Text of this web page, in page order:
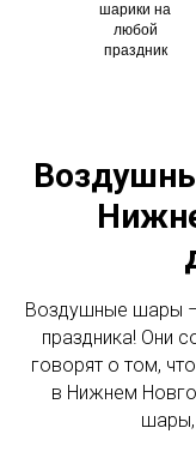
шарики на
любой
праздник
Воздушные шары –
праздника! Они
говорят о том,
в Нижнем